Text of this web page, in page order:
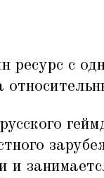
ресурс с
и